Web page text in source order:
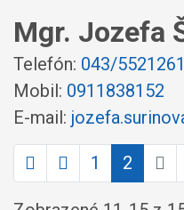
Mgr. Jozefa
Telefón: 043/5521261
Mobil: 0911838152
E-mail:
1 2